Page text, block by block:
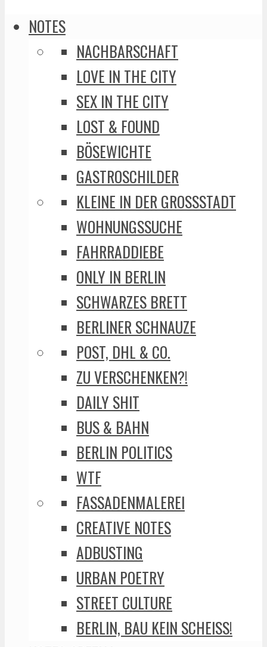
NOTES
NACHBARSCHAFT
LOVE IN THE CITY
SEX IN THE CITY
LOST & FOUND
BÖSEWICHTE
GASTROSCHILDER
KLEINE IN DER GROSSSTADT
WOHNUNGSSUCHE
FAHRRADDIEBE
ONLY IN BERLIN
SCHWARZES BRETT
BERLINER SCHNAUZE
POST, DHL & CO.
ZU VERSCHENKEN?!
DAILY SHIT
BUS & BAHN
BERLIN POLITICS
WTF
FASSADENMALEREI
CREATIVE NOTES
ADBUSTING
URBAN POETRY
STREET CULTURE
BERLIN, BAU KEIN SCHEISS!